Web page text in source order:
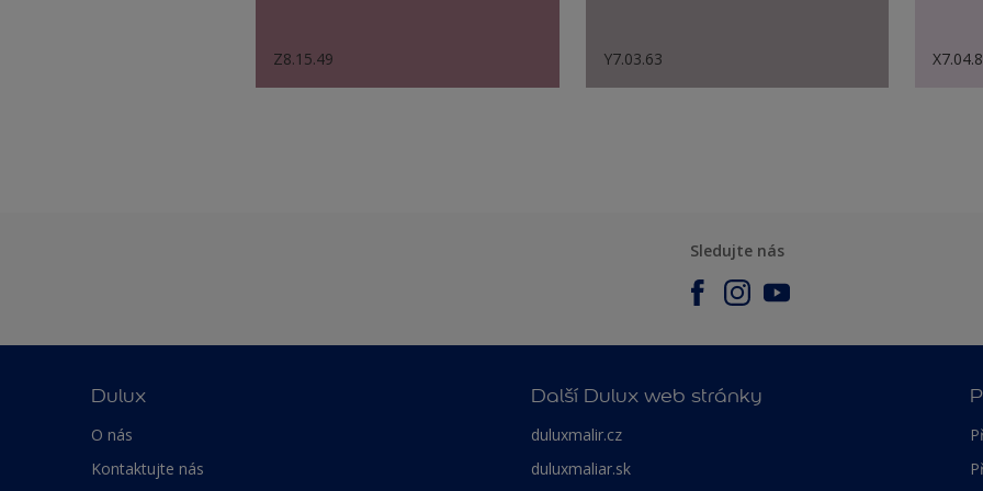
Z8.15.49 Y7.03.63
Sledujte nás
Dulux
O nás
Kontaktujte nás
Další Dulux web stránky
duluxmalir.cz
duluxmaliar.sk